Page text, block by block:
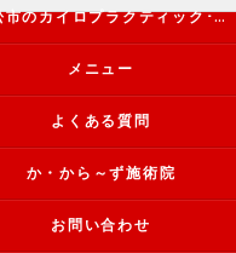
高松市のカイロプラクティック･か・から～ず施術院のお客様の声
メニュー
よくある質問
か・から～ず施術院
お問い合わせ